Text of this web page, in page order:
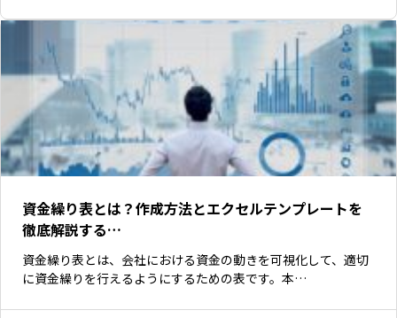
資金繰り表とは？作成方法とエクセルテンプレートを
徹底解説する…
資金繰り表とは、会社における資金の動きを可視化して、適切
に資金繰りを行えるようにするための表です。本…